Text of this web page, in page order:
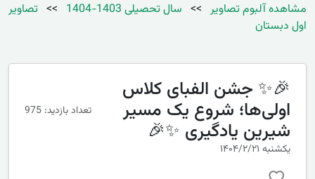
مشاهده آلبوم تصاویر >> سال تحصیلی 1403-1404 >> تصاویر
اول دبستان
🎉✨ جشن الفبای کلاس
اولی‌ها؛ شروع یک مسیر
شیرین یادگیری ✨🎉
تعداد بازدید: 975
یکشنبه ۱۴۰۴/۲/۲۱